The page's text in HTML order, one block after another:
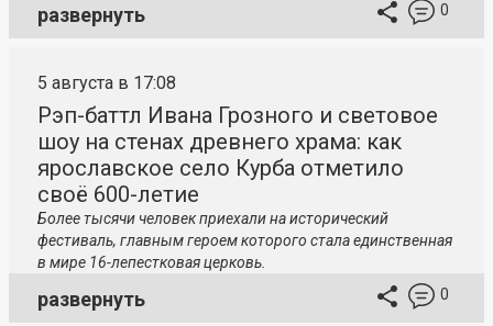
развернуть 0
5 августа в 17:08
Рэп-баттл Ивана Грозного и световое
шоу на стенах древнего храма: как
ярославское село Курба отметило
своё 600-летие
Более тысячи человек приехали на исторический
фестиваль, главным героем которого стала единственная
в мире 16-лепестковая церковь.
развернуть 0